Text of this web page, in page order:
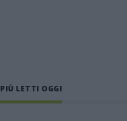
PIÙ LETTI OGGI